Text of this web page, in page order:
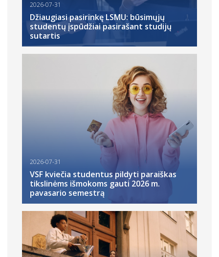
2026-07-31
Džiaugiasi pasirinkę LSMU: būsimųjų
studentų įspūdžiai pasirašant studijų
sutartis
2026-07-31
VSF kviečia studentus pildyti paraiškas
tikslinėms išmokoms gauti 2026 m.
pavasario semestrą